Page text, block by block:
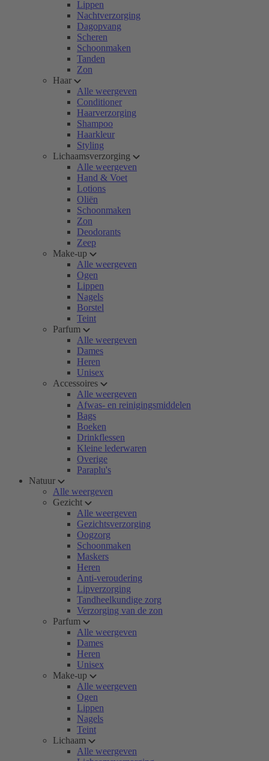
Lippen
Nachtverzorging
Dagopvang
Scheren
Schoonmaken
Tanden
Zon
Haar
Alle weergeven
Conditioner
Haarverzorging
Shampoo
Haarkleur
Styling
Lichaamsverzorging
Alle weergeven
Hand & Voet
Lotions
Oliën
Schoonmaken
Zon
Deodorants
Zeep
Make-up
Alle weergeven
Ogen
Lippen
Nagels
Borstel
Teint
Parfum
Alle weergeven
Dames
Heren
Unisex
Accessoires
Alle weergeven
Afwas- en reinigingsmiddelen
Bags
Boeken
Drinkflessen
Kleine lederwaren
Overige
Paraplu's
Natuur
Alle weergeven
Gezicht
Alle weergeven
Gezichtsverzorging
Oogzorg
Schoonmaken
Maskers
Heren
Anti-veroudering
Lipverzorging
Tandheelkundige zorg
Verzorging van de zon
Parfum
Alle weergeven
Dames
Heren
Unisex
Make-up
Alle weergeven
Ogen
Lippen
Nagels
Teint
Lichaam
Alle weergeven